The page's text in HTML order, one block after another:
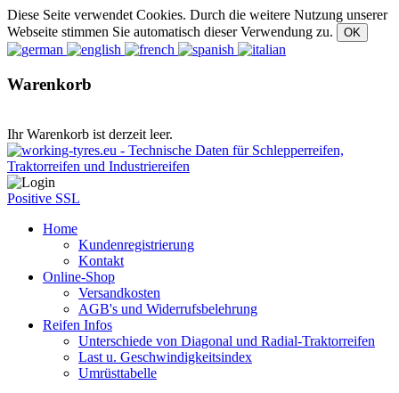
Diese Seite verwendet Cookies. Durch die weitere Nutzung unserer
Webseite stimmen Sie automatisch dieser Verwendung zu.
Warenkorb
Ihr Warenkorb ist derzeit leer.
Positive SSL
Home
Kundenregistrierung
Kontakt
Online-Shop
Versandkosten
AGB's und Widerrufsbelehrung
Reifen Infos
Unterschiede von Diagonal und Radial-Traktorreifen
Last u. Geschwindigkeitsindex
Umrüsttabelle